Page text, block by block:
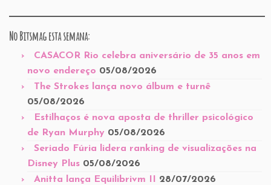
No Bitsmag esta semana:
CASACOR Rio celebra aniversário de 35 anos em
novo endereço 05/08/2026
The Strokes lança novo álbum e turnê
05/08/2026
Estilhaços é nova aposta de thriller psicológico
de Ryan Murphy 05/08/2026
Seriado Fúria lidera ranking de visualizações na
Disney Plus 05/08/2026
Anitta lança Equilibrivm II
28/07/2026